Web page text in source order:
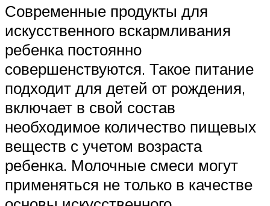
Современные продукты для
искусственного вскармливания
ребенка постоянно
совершенствуются. Такое питание
подходит для детей от рождения,
включает в свой состав
необходимое количество пищевых
веществ с учетом возраста
ребенка. Молочные смеси могут
применяться не только в качестве